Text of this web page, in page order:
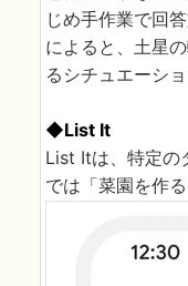
じめ手作業で回
によると、土星
るシチュエーシ
◆List It
List Itは、特定の
では「菜園を作